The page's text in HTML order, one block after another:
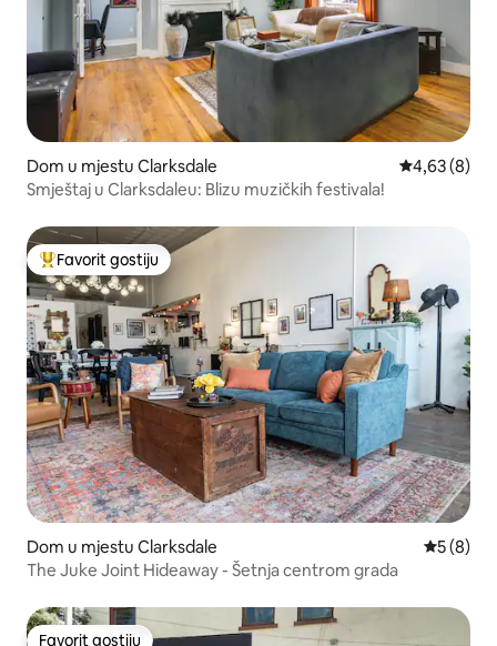
Dom u mjestu Clarksdale Prosječna
4,63 (8)
Smještaj u Clarksdaleu: Blizu muzičkih festivala!
Glavni favorit gostiju
Favorit gostiju
Dom u mjestu Clarksdale
5 (8)
The Juke Joint Hideaway - Šetnja centrom grada
Favorit gostiju